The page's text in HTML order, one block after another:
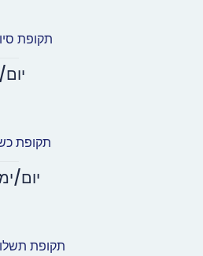
תקופת
1
תקופת
44 יום/
תקופת